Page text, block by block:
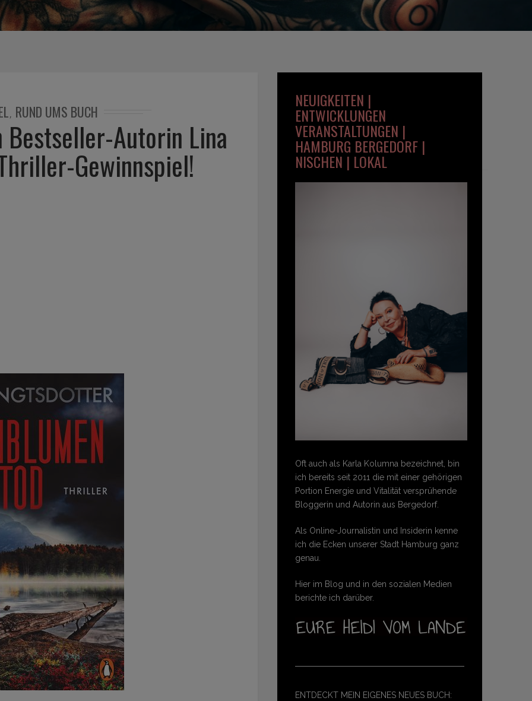
, RUND UMS BUCH
Bestseller-Autorin Lina
Gewinnspiel!
NEUIGKEITEN |
ENTWICKLUNGEN
VERANSTALTUNGEN |
HAMBURG BERGEDORF |
NISCHEN | LOKAL
Oft auch als Karla Kolumna bezeichnet, bin
ich bereits seit 2011 die mit einer gehörigen
Portion Energie und Vitalität versprühende
Bloggerin und Autorin aus Bergedorf.
Als Online-Journalistin und Insiderin kenne
ich die Ecken unserer Stadt Hamburg ganz
genau.
Hier im Blog und in den sozialen Medien
berichte ich darüber.
ENTDECKT MEIN EIGENES NEUES BUCH: